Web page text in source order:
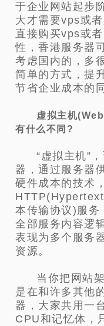
于企业网站起步
大才需要vps或
直接购买vps或
性，香港服务器
考虑国内的，多
简单的方式，提
节省企业成本的
虚拟主机
有什么不同?
“虚拟主机”
器，通过服务器
硬件成本的技术
本传输协议)服务
全部服务内容逻
表现为多个服务
资源。
当你把网站
是在和许多其他
器，大家共用一
CPU和记忆体，